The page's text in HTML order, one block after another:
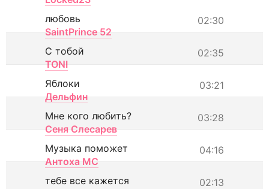
02:30
любовь
SaintPrince 52
02:35
С тобой
TONI
03:21
Яблоки
Дельфин
03:28
Мне кого любить?
Сеня Слесарев
04:16
Музыка поможет
Антоха МС
02:13
тебе все кажется